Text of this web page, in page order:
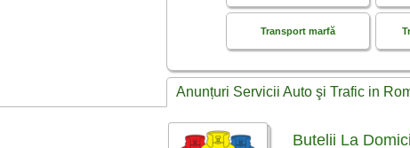
Transport marfӑ
Anunțuri Servicii Auto şi Trafic in
Butelii La